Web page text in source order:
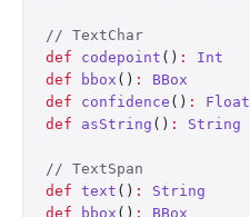
// TextChar
def codepoint () :
Int
def bbox () :
BBox
def confidence () :
Float
def asString () : String
// TextSpan
def text () :
String
def bbox () : BBox